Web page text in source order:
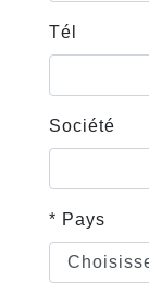
Tél
Société
* Pays